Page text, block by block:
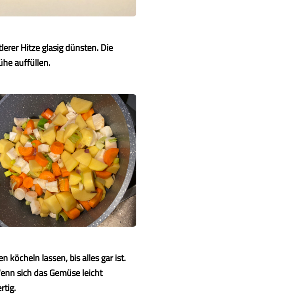
Hitze glasig dünsten. Die
auffüllen.
köcheln lassen, bis alles gar ist.
sich das Gemüse leicht